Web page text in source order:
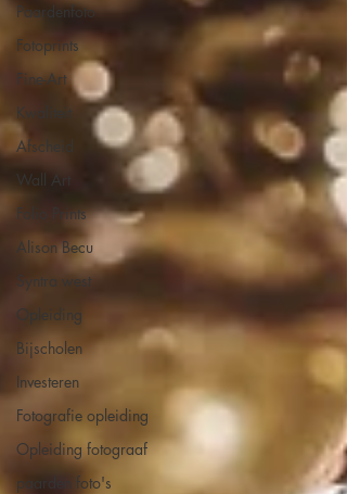
Paardenfoto
Fotoprints
Fine-Art
Kwaliteit
Afscheid
Wall Art
Folio Prints
Alison Becu
Syntra west
Opleiding
Bijscholen
Investeren
Fotografie opleiding
Opleiding fotograaf
paarden foto's